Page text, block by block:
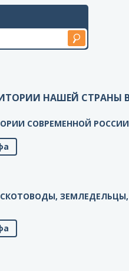
НАШЕЙ СТРАНЫ
СОВРЕМЕННОЙ РОССИИ
СКОТОВОДЫ, ЗЕМЛЕДЕЛЬЦЫ,